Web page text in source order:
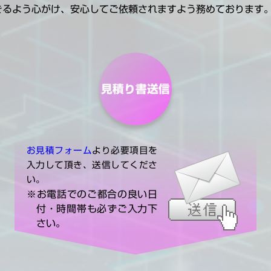
よう心がけ、安心してご依頼されますよう務めております
見積り書送信
お見積フォーム より必要項目を
入力して頂き、送信してくださ
い。
※お電話でのご都合の良い日
付・時間帯も必ずご入力下
さい。